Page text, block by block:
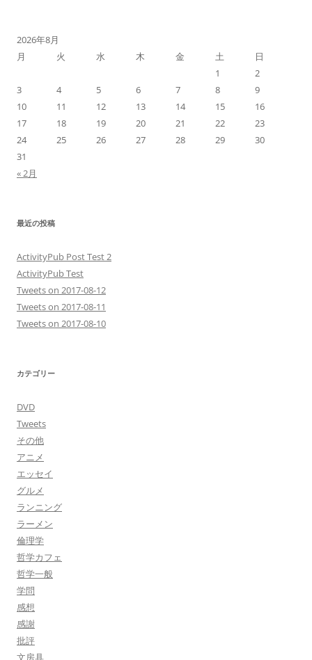
2026年8月
月
火 水 木 金 土
日
1
2
3
4 5 6 7 8
9
10
11 12 13 14 15
16
17
18 19 20 21 22
23
24
25 26 27 28 29
30
31
« 2月
最近の投稿
ActivityPub Post Test 2
ActivityPub Test
Tweets on 2017-08-12
Tweets on 2017-08-11
Tweets on 2017-08-10
カテゴリー
DVD
Tweets
その他
アニメ
エッセイ
グルメ
ランニング
ラーメン
倫理学
哲学カフェ
哲学一般
学問
感想
感謝
批評
文房具